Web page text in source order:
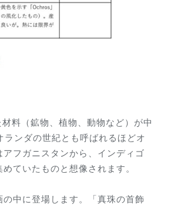
料（鉱物、植物、動物など）が中
ンダの世紀とも呼ばれるほどオ
フガニスタンから、インディゴ
ていたものと想像されます。
中に登場します。「真珠の首飾